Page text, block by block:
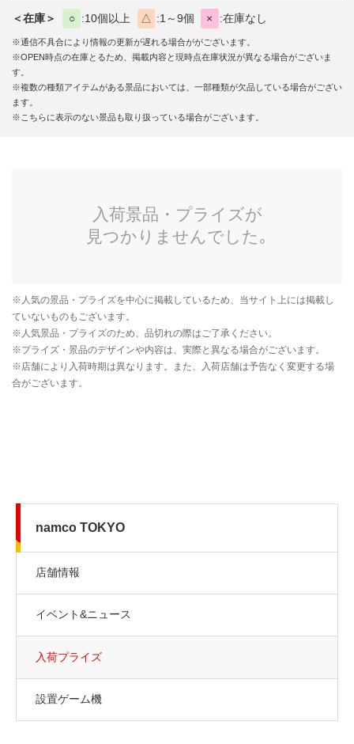
＜在庫＞ ○ 10個以上 △ 1～9個 × 在庫なし
※通信不具合により情報の更新が遅れる場合ががございます。
※OPEN時点の在庫とるため、掲載内容と現時点在庫状況が異なる場合がございま
す。
※複数の種類アイテムがある景品においては、一部種類が欠品している場合がござい
ます。
※こちらに表示のない景品も取り扱っている場合がございます。
namco TOKYO
店舗情報
イベント&ニュース
入荷プライズ
設置ゲーム機